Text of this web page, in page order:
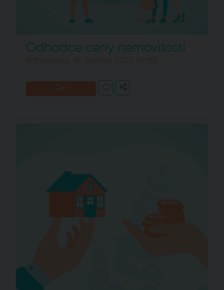
Odhadce ceny nemovitostí
flatzone.cz, 18. června 2025 (19:59)
Číst